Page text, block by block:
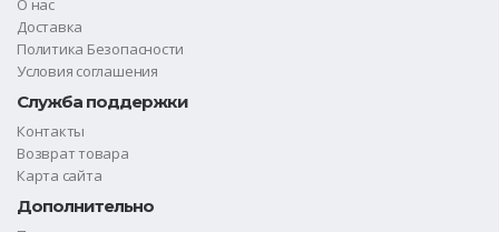
Доставка
Политика Безопасности
Условия соглашения
Служба поддержки
Контакты
Возврат товара
Карта сайта
Дополнительно